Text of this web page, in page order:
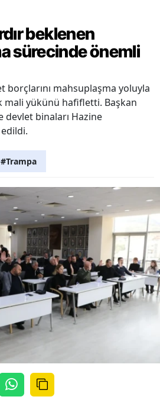
beklenen
sürecinde önemli
borçlarını mahsuplaşma yoluyla
mali yükünü hafifletti. Başkan
devlet binaları Hazine
#Trampa